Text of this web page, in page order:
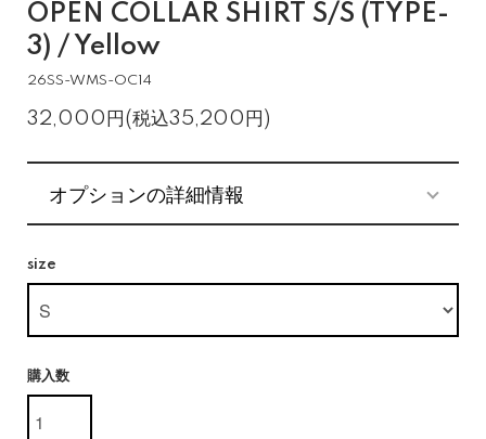
OPEN COLLAR SHIRT S/S (TYPE-
3) / Yellow
26SS-WMS-OC14
32,000円(税込35,200円)
オプションの詳細情報
size
購入数